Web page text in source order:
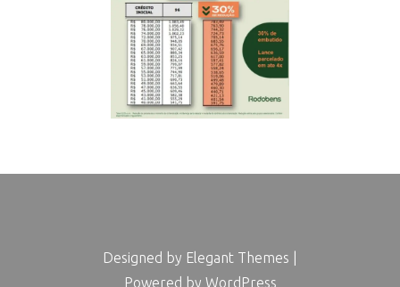
Designed by Elegant Themes
Powered by WordPress